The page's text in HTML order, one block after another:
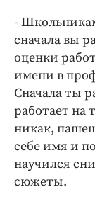
-
сначала вы
оценки
имени в
Сначала ты
работает на
никак,
себе имя и
научился
сюжеты.